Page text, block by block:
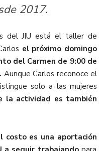
2017.
del JIU está el taller de
los el próximo domingo
del Carmen de 9:00 de
Aunque Carlos reconoceel
solo a las mujeres
la actividad es también
costo es una aportación